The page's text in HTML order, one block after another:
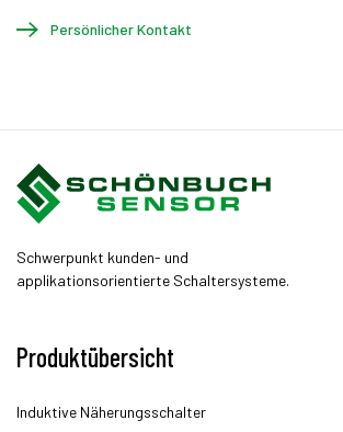
Persönlicher Kontakt
Schwerpunkt kunden- und
applikationsorientierte Schaltersysteme.
Produktübersicht
Induktive Näherungsschalter